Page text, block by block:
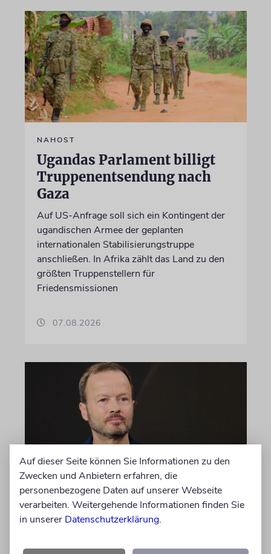
NAHOST
Ugandas Parlament billigt
Truppenentsendung nach
Gaza
Auf US-Anfrage soll sich ein Kontingent der
ugandischen Armee der geplanten
internationalen Stabilisierungstruppe
anschließen. In Afrika zählt das Land zu den
größten Truppenstellern für
Friedensmissionen
07.08.2026
MEINUNG
Wie Georg Restle die
Glaubwürdigkeit des ÖRR
untergräbt
Auf dieser Seite können Sie Informationen zu den
Zwecken und Anbietern erfahren, die
personenbezogene Daten auf unserer Webseite
verarbeiten. Weitergehende Informationen finden Sie
in unserer Datenschutzerklärung.